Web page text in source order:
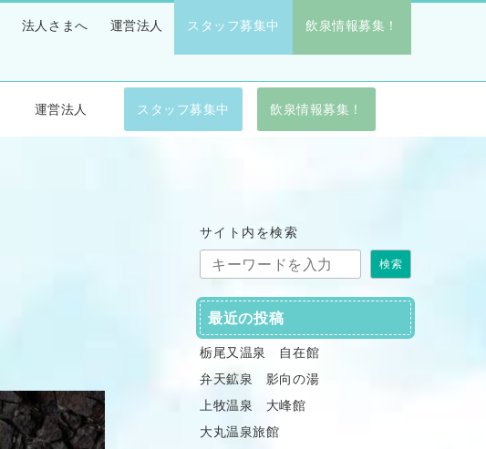
運営法人 スタッフ募集中 飲泉情報募集！
法人さまへ 運営法人 スタッフ募集中 飲泉情報募集！
サイト内を検索
検索
最近の投稿
栃尾又温泉 自在館
弁天鉱泉 影向の湯
上牧温泉 大峰館
大丸温泉旅館